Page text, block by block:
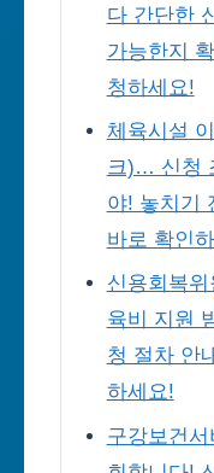
다 간단한
가능한지
청하세요!
체육시설
크)… 신청
야! 놓치기
바로 확인
신용회복
육비 지원
청 절차 안
하세요!
구강보건